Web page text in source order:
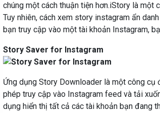
chúng một cách thuận tiện hơn.iStory là một
Tuy nhiên, cách xem story instagram ẩn
bạn truy cập vào một tài khoản Instagram,
Story Saver for Instagram
Ứng dụng Story Downloader là một công cụ
phép truy cập vào Instagram feed và tải
dụng hiển thị tất cả các tài khoản bạn đang